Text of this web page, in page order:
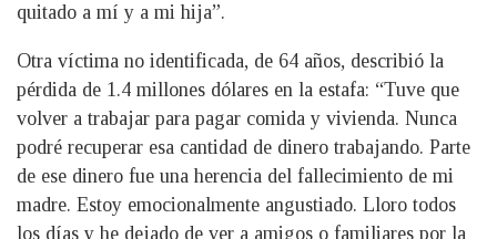
quitado a mí y a mi hija”.
Otra víctima no identificada, de 64 años, describió la
pérdida de 1.4 millones dólares en la estafa: “Tuve que
volver a trabajar para pagar comida y vivienda. Nunca
podré recuperar esa cantidad de dinero trabajando. Parte
de ese dinero fue una herencia del fallecimiento de mi
madre. Estoy emocionalmente angustiado. Lloro todos
los días y he dejado de ver a amigos o familiares por la